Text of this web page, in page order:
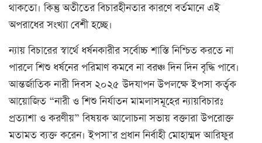
থাকতো। কিন্তু অতীতের বিচারহীনতার কারণে বর্তমানে এই
অপরাধের সংখ্যা বেশী হচ্ছে।
ন্যায় বিচারের স্বার্থে ধর্ষনকারীর সর্বোচ্চ শাস্তি নিশ্চিত করতে না
পারলে শিশু ধর্ষনের পরিমাণ কমবে না বরঞ্চ দিন দিন বৃদ্ধি পাবে।
আন্তর্জাতিক নারী দিবস ২০২৫ উদযাপন উপলক্ষে ইপসা কর্তৃক
আয়োজিত “নারী ও শিশু নির্যাতন মামলাসমূহের ন্যায়বিচারঃ
প্রত্যাশা ও করণীয়” বিষয়ক আলোচনা সভায় বক্তারা উপরোক্ত
মতামত ব্যক্ত করেন। ইপসা’র প্রধান নির্বাহী মোহাম্মদ আরিফুর